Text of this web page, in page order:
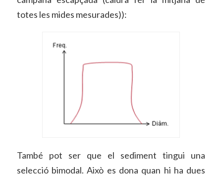
totes les mides mesurades)):
També pot ser que el sediment tingui una
selecció bimodal. Això es dona quan hi ha dues